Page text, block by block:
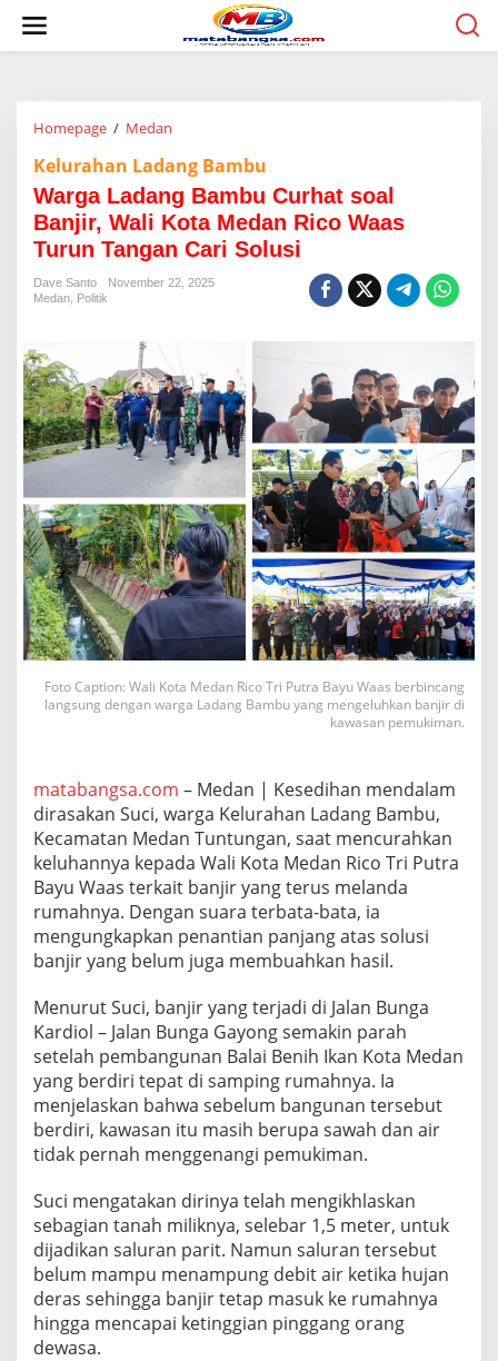
w
Homepage / Medan
r
g
a
L
a
a
B
a
m
b
u
C
u
h
a
t
s
o
a
B
n
j
W
a
i
K
o
t
a
M
e
a
n
R
i
c
o
W
a
T
u
r
u
T
a
Kelurahan Ladang Bambu
Warga Ladang Bambu Curhat soal
Banjir, Wali Kota Medan Rico Waas
Turun Tangan Cari Solusi
Dave Santo
November 22, 2025
Medan Politik
Foto Caption: Wali Kota Medan Rico Tri Putra Bayu Waas berbincang
langsung dengan warga Ladang Bambu yang mengeluhkan banjir di
kawasan pemukiman.
matabangsa.com – Medan | Kesedihan mendalam
dirasakan Suci, warga Kelurahan Ladang Bambu,
Kecamatan Medan Tuntungan, saat mencurahkan
keluhannya kepada Wali Kota Medan Rico Tri Putra
Bayu Waas terkait banjir yang terus melanda
rumahnya. Dengan suara terbata-bata, ia
mengungkapkan penantian panjang atas solusi
banjir yang belum juga membuahkan hasil.
Menurut Suci, banjir yang terjadi di Jalan Bunga
Kardiol – Jalan Bunga Gayong semakin parah
setelah pembangunan Balai Benih Ikan Kota Medan
yang berdiri tepat di samping rumahnya. Ia
menjelaskan bahwa sebelum bangunan tersebut
berdiri, kawasan itu masih berupa sawah dan air
tidak pernah menggenangi pemukiman.
Suci mengatakan dirinya telah mengikhlaskan
sebagian tanah miliknya, selebar 1,5 meter, untuk
dijadikan saluran parit. Namun saluran tersebut
belum mampu menampung debit air ketika hujan
deras sehingga banjir tetap masuk ke rumahnya
hingga mencapai ketinggian pinggang orang
dewasa.